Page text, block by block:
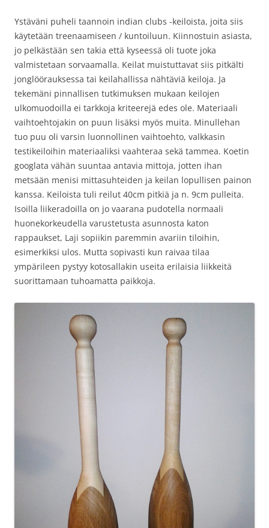
Ystäväni puheli taannoin indian clubs -keiloista, joita siis
käytetään treenaamiseen / kuntoiluun. Kiinnostuin asiasta,
jo pelkästään sen takia että kyseessä oli tuote joka
valmistetaan sorvaamalla. Keilat muistuttavat siis pitkälti
jonglöörauksessa tai keilahallissa nähtäviä keiloja. Ja
tekemäni pinnallisen tutkimuksen mukaan keilojen
ulkomuodoilla ei tarkkoja kriteerejä edes ole. Materiaali
vaihtoehtojakin on puun lisäksi myös muita. Minullehan
tuo puu oli varsin luonnollinen vaihtoehto, valkkasin
testikeiloihin materiaaliksi vaahteraa sekä tammea. Koetin
googlata vähän suuntaa antavia mittoja, jotten ihan
metsään menisi mittasuhteiden ja keilan lopullisen painon
kanssa. Keiloista tuli reilut 40cm pitkiä ja n. 9cm pulleita.
Isoilla liikeradoilla on jo vaarana pudotella normaali
huonekorkeudella varustetusta asunnosta katon
rappaukset, Laji sopiikin paremmin avariin tiloihin,
esimerkiksi ulos. Mutta sopivasti kun raivaa tilaa
ympärileen pystyy kotosallakin useita erilaisia liikkeitä
suorittamaan tuhoamatta paikkoja.